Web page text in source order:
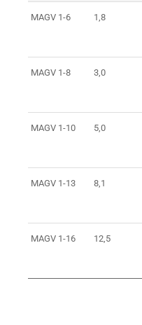
MAGV 1-6 1,8
MAGV 1-8 3,0
MAGV 1-10 5,0
MAGV 1-13 8,1
MAGV 1-16 12,5